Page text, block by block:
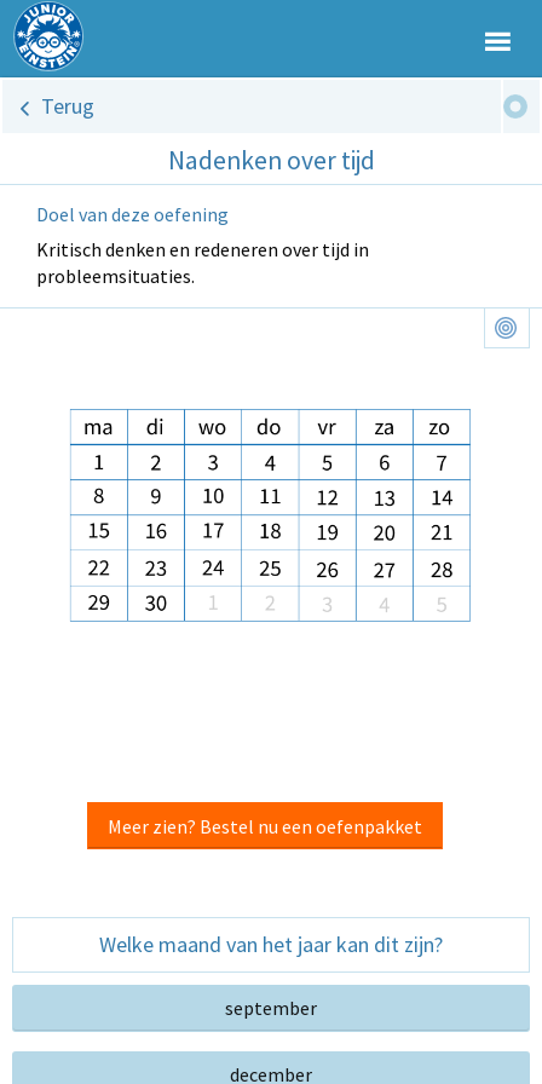
Terug
Nadenken over tijd
Doel van deze oefening
Kritisch denken en redeneren over tijd in
probleemsituaties.
Meer zien? Bestel nu een oefenpakket
Welke maand van het jaar kan dit zijn?
september
december